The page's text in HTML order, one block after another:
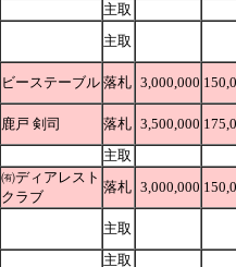
主取
主取
ビーステーブル 落札 3,000,000
鹿戸 剣司 落札 3,500,000
主取
㈲ディアレスト
クラブ
落札 3,000,000
主取
主取